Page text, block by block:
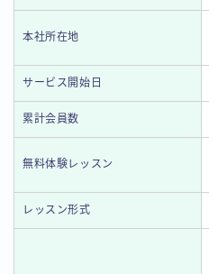
本社所在地
サービス開始日
累計会員数
無料体験レッスン
レッスン形式